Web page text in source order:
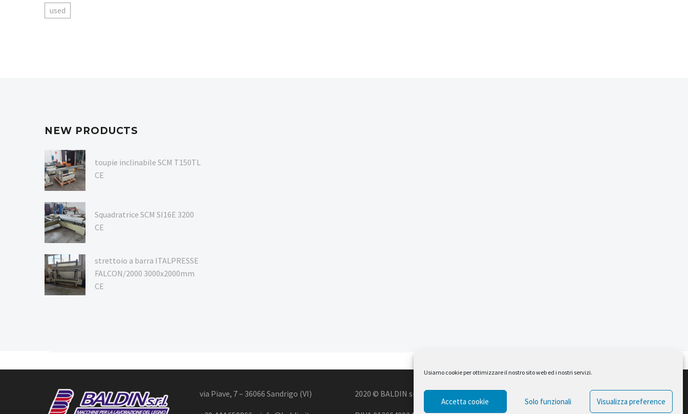
Usiamo cookie per ottimizzare il nostro sito web ed i nostri servizi.
Accetta cookie Solo funzionali Visualizza preference
used
NEW PRODUCTS
toupie inclinabile SCM T150TL
CE
Squadratrice SCM SI16E 3200
CE
strettoio a barra ITALPRESSE
FALCON/2000 3000x2000mm
CE
via Piave, 7 – 36066 Sandrigo (VI) 2020 © BALDIN srl Design by Ferruccio Lindaver